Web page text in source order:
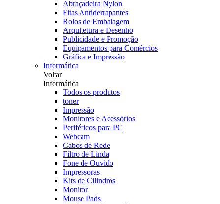
Abraçadeira Nylon
Fitas Antiderrapantes
Rolos de Embalagem
Arquitetura e Desenho
Publicidade e Promoção
Equipamentos para Comércios
Gráfica e Impressão
Informática
Voltar
Informática
Todos os produtos
toner
Impressão
Monitores e Acessórios
Periféricos para PC
Webcam
Cabos de Rede
Filtro de Linda
Fone de Ouvido
Impressoras
Kits de Cilindros
Monitor
Mouse Pads